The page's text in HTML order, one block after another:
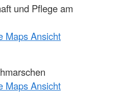
und Pflege am
Maps Ansicht
Maps Ansicht